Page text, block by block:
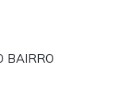
BAIRRO